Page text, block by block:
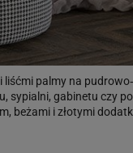
palmy na
sypialni, gabinetu czy
beżami i złotymi